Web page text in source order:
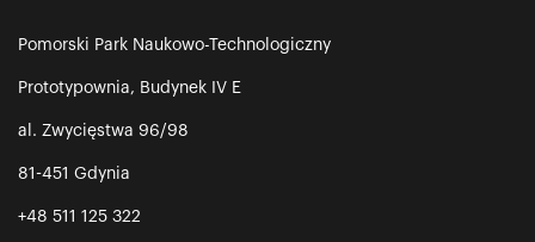
Pomorski Park Naukowo-Technologiczny
Prototypownia, Budynek IV E
al. Zwycięstwa 96/98
81-451 Gdynia
+48 511 125 322